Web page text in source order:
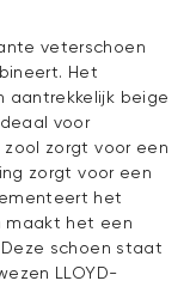
veterschoen
Het
aantrekkelijk beige
voor
zorgt voor een
zorgt voor een
het
maakt het een
schoen staat
LLOYD-